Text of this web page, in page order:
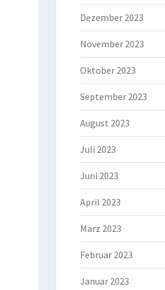
Dezember 2023
November 2023
Oktober 2023
September 2023
August 2023
Juli 2023
Juni 2023
April 2023
März 2023
Februar 2023
Januar 2023